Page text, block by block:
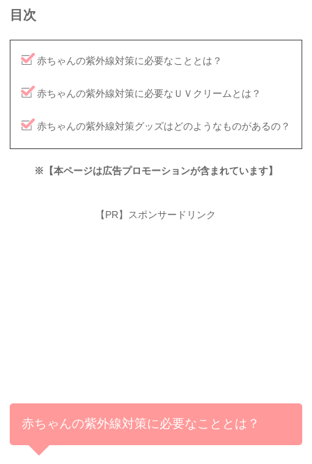
目次
赤ちゃんの紫外線対策に必要なこととは？
赤ちゃんの紫外線対策に必要なＵＶクリームとは？
赤ちゃんの紫外線対策グッズはどのようなものがあるの？
※【本ページは広告プロモーションが含まれています】
【PR】スポンサードリンク
赤ちゃんの紫外線対策に必要なこととは？